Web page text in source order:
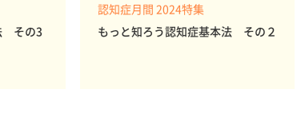
その3
認知症月間 2024特集
もっと知ろう認知症基本法 その２